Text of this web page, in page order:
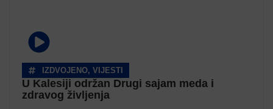
IZDVOJENO, VIJESTI
U Kalesiji održan Drugi sajam meda i
zdravog življenja